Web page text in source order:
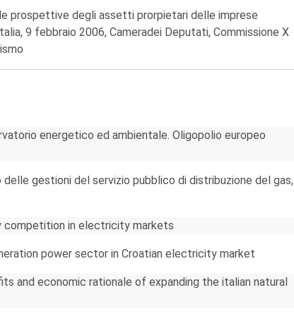
prospettive degli assetti prorpietari delle imprese
9 febbraio 2006, Cameradei Deputati, Commissione X
energetico ed ambientale. Oligopolio europeo
gestioni del servizio pubblico di distribuzione del gas,
competition in electricity markets
power sector in Croatian electricity market
and economic rationale of expanding the italian natural